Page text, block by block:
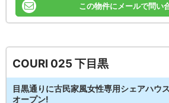
この物件にメールで問い
COURI 025 下目黒
目黒通りに古民家風女性専用シェアハウ
オープン!